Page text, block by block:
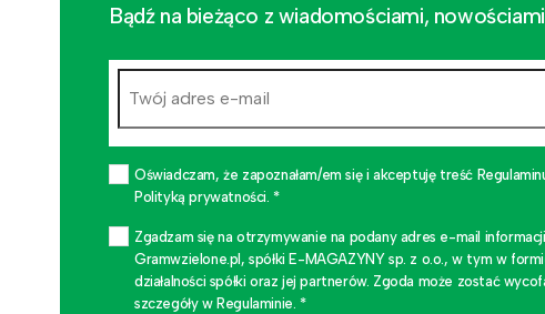
Bądź na bieżąco z wiadomościami,
Oświadczam, że zapoznałam/em się i akceptuję treść
Polityką prywatności. *
Zgadzam się na otrzymywanie na podany adres e-mail
Gramwzielone.pl, spółki E-MAGAZYNY sp. z o.o., w tym w
działalności spółki oraz jej partnerów. Zgoda może zostać
szczegóły w Regulaminie. *